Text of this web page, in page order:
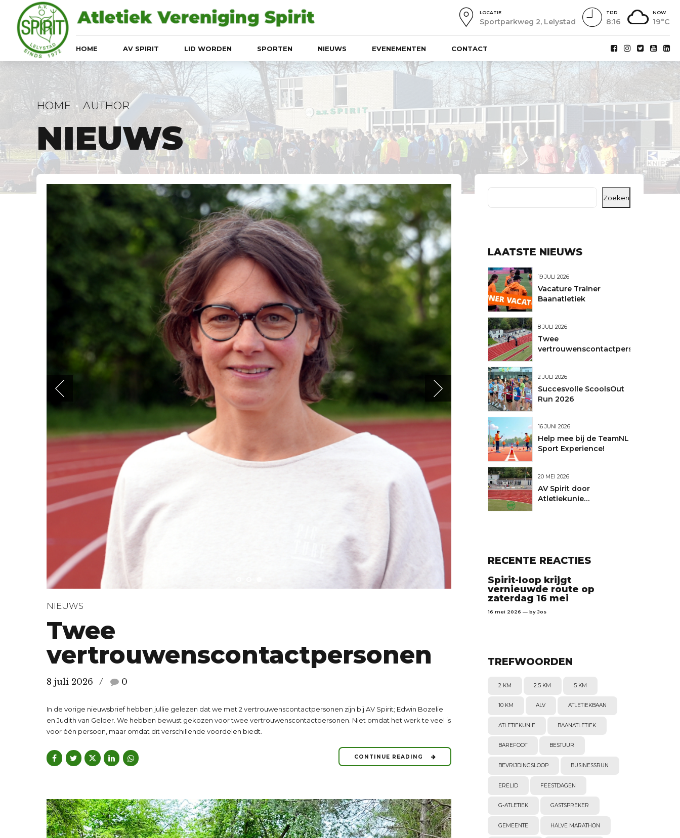
NOW
19°C
TIJD
8:16
LOCATIE
Sportparkweg 2, Lelystad
HOME AV SPIRIT LID WORDEN SPORTEN NIEUWS EVENEMENTEN CONTACT
HOME AUTHOR
NIEUWS
NIEUWS
Twee
vertrouwenscontactpersonen
8 juli 2026 0
In de vorige nieuwsbrief hebben jullie gelezen dat we met 2 vertrouwenscontactpersonen zijn bij AV Spirit; Edwin Bozelie
en Judith van Gelder. We hebben bewust gekozen voor twee vertrouwenscontactpersonen. Niet omdat het werk te veel is
voor één persoon, maar omdat dit verschillende voordelen biedt.
CONTINUE READING
Zoeken
LAATSTE NIEUWS
19 JULI 2026
Vacature Trainer
Baanatletiek
8 JULI 2026
Twee
vertrouwenscontactpersonen
2 JULI 2026
Succesvolle ScoolsOut
Run 2026
16 JUNI 2026
Help mee bij de TeamNL
Sport Experience!
20 MEI 2026
AV Spirit door
Atletiekunie
RECENTE REACTIES
Spirit-loop krijgt
vernieuwde route op
zaterdag 16 mei
16 mei 2026 — by Jos
TREFWOORDEN
2 KM 2.5 KM 5 KM
10 KM ALV ATLETIEKBAAN
ATLETIEKUNIE BAANATLETIEK
BAREFOOT BESTUUR
BEVRIJDINGSLOOP BUSINESSRUN
ERELID FEESTDAGEN
G-ATLETIEK GASTSPREKER
GEMEENTE HALVE MARATHON